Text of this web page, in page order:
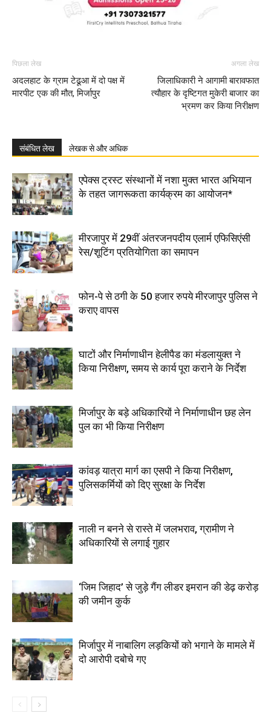
पिछला लेख
अदलहाट के ग्राम टेढूआ में दो पक्ष में
मारपीट एक की मौत, मिर्जापुर
अगला लेख
जिलाधिकारी ने आगामी बारावफात
त्यौहार के दृष्टिगत मुकेरी बाजार का
भ्रमण कर किया निरीक्षण
संबंधित लेख लेखक से और अधिक
एपेक्स ट्रस्ट संस्थानों में नशा मुक्त भारत अभियान
के तहत जागरूकता कार्यक्रम का आयोजन*
मीरजापुर में 29वीं अंतरजनपदीय एलार्म एफिसिएंसी
रेस/शूटिंग प्रतियोगिता का समापन
फोन-पे से ठगी के 50 हजार रुपये मीरजापुर पुलिस ने
कराए वापस
घाटों और निर्माणाधीन हेलीपैड का मंडलायुक्त ने
किया निरीक्षण, समय से कार्य पूरा कराने के निर्देश
मिर्जापुर के बड़े अधिकारियों ने निर्माणाधीन छह लेन
पुल का भी किया निरीक्षण
कांवड़ यात्रा मार्ग का एसपी ने किया निरीक्षण,
पुलिसकर्मियों को दिए सुरक्षा के निर्देश
नाली न बनने से रास्ते में जलभराव, ग्रामीण ने
अधिकारियों से लगाई गुहार
‘जिम जिहाद’ से जुड़े गैंग लीडर इमरान की डेढ़ करोड़
की जमीन कुर्क
मिर्जापुर में नाबालिग लड़कियों को भगाने के मामले में
दो आरोपी दबोचे गए